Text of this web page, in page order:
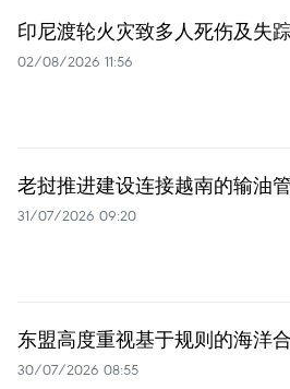
印尼渡轮火灾致多人死伤及失
02/08/2026 11:56
老挝推进建设连接越南的输油
31/07/2026 09:20
东盟高度重视基于规则的海洋
30/07/2026 08:55